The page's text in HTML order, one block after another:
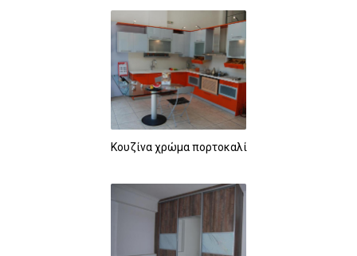
Κουζίνα χρώμα πορτοκαλί